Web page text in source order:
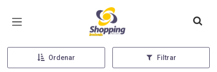
Página inicial
Ordenar Filtrar